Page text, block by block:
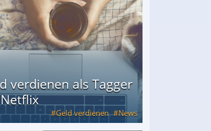
verdienen als Tagger
Geld verdienen News